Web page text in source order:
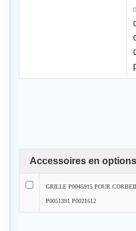
Accessoires en
GRILLE P0045915 POUR
P0051391 P0021612